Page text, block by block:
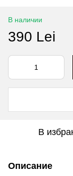
В наличии
390 Lei
В
Описание